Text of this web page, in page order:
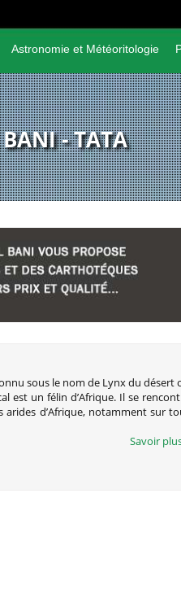
Astronomie et Météoritologie
BANI - TATA
sous le nom de Lynx du désert
est un félin d’Afrique. Il se
arides d’Afrique, notamment sur
Savoir